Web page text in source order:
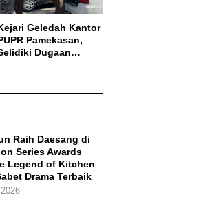
Geledah Kantor
Pamekasan,
Dugaan
Raih Daesang di
Series Awards
Legend of Kitchen
Drama Terbaik